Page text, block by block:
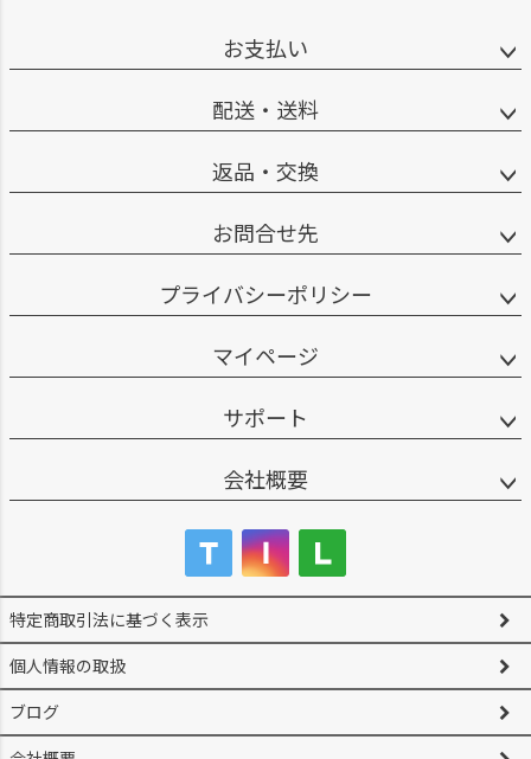
お支払い
配送・送料
返品・交換
お問合せ先
プライバシーポリシー
マイページ
サポート
会社概要
特定商取引法に基づく表示
個人情報の取扱
ブログ